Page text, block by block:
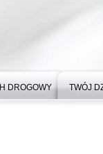
DROGOWY TWÓJ